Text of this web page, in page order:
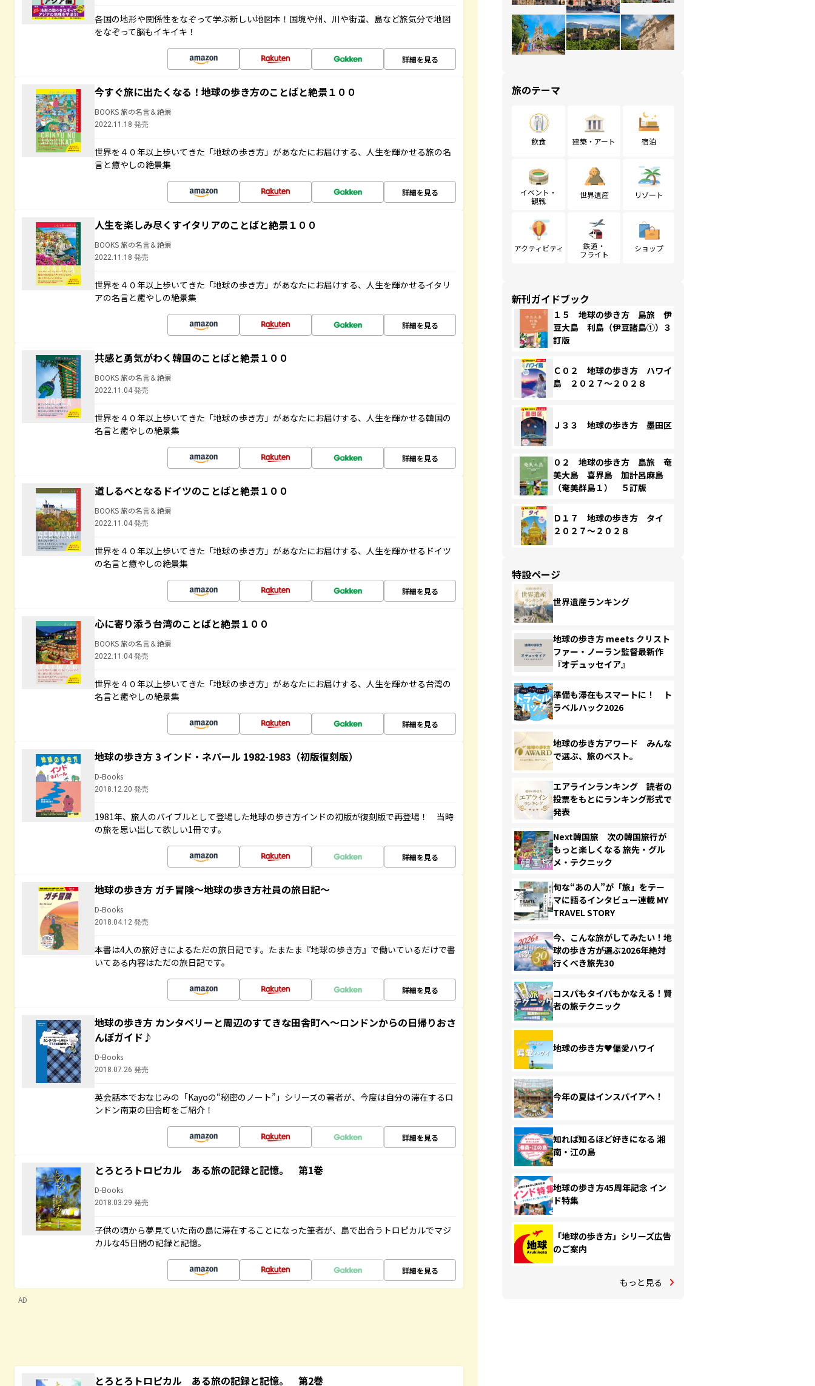
各国の地形や関係性をなぞって学ぶ新しい地図本！国境や州、川や街道、島など旅気分で地図
をなぞって脳もイキイキ！
詳細を見る
今すぐ旅に出たくなる！地球の歩き方のことばと絶景１００
BOOKS 旅の名言＆絶景
2022.11.18 発売
世界を４０年以上歩いてきた「地球の歩き方」があなたにお届けする、人生を輝かせる旅の名
言と癒やしの絶景集
詳細を見る
人生を楽しみ尽くすイタリアのことばと絶景１００
BOOKS 旅の名言＆絶景
2022.11.18 発売
世界を４０年以上歩いてきた「地球の歩き方」があなたにお届けする、人生を輝かせるイタリ
アの名言と癒やしの絶景集
詳細を見る
共感と勇気がわく韓国のことばと絶景１００
BOOKS 旅の名言＆絶景
2022.11.04 発売
世界を４０年以上歩いてきた「地球の歩き方」があなたにお届けする、人生を輝かせる韓国の
名言と癒やしの絶景集
詳細を見る
道しるべとなるドイツのことばと絶景１００
BOOKS 旅の名言＆絶景
2022.11.04 発売
世界を４０年以上歩いてきた「地球の歩き方」があなたにお届けする、人生を輝かせるドイツ
の名言と癒やしの絶景集
詳細を見る
心に寄り添う台湾のことばと絶景１００
BOOKS 旅の名言＆絶景
2022.11.04 発売
世界を４０年以上歩いてきた「地球の歩き方」があなたにお届けする、人生を輝かせる台湾の
名言と癒やしの絶景集
詳細を見る
地球の歩き方 3 インド・ネパール 1982-1983（初版復刻版）
D-Books
2018.12.20 発売
1981年、旅人のバイブルとして登場した地球の歩き方インドの初版が復刻版で再登場！ 当時
の旅を思い出して欲しい1冊です。
詳細を見る
地球の歩き方 ガチ冒険～地球の歩き方社員の旅日記～
D-Books
2018.04.12 発売
本書は4人の旅好きによるただの旅日記です。たまたま『地球の歩き方』で働いているだけで書
いてある内容はただの旅日記です。
詳細を見る
地球の歩き方 カンタベリーと周辺のすてきな田舎町へ～ロンドンからの日帰りおさ
んぽガイド♪
D-Books
2018.07.26 発売
英会話本でおなじみの「Kayoの“秘密のノート”」シリーズの著者が、今度は自分の滞在するロ
ンドン南東の田舎町をご紹介！
詳細を見る
とろとろトロピカル ある旅の記録と記憶。 第1巻
D-Books
2018.03.29 発売
子供の頃から夢見ていた南の島に滞在することになった筆者が、島で出合うトロピカルでマジ
カルな45日間の記録と記憶。
詳細を見る
AD
とろとろトロピカル ある旅の記録と記憶。 第2巻
旅のテーマ
飲食 建築・アート 宿泊
イベント・
観戦
世界遺産 リゾート
アクティビティ
鉄道・
フライト
ショップ
新刊ガイドブック
１５ 地球の歩き方 島旅 伊
豆大島 利島（伊豆諸島①）３
訂版
Ｃ０２ 地球の歩き方 ハワイ
島 ２０２７～２０２８
Ｊ３３ 地球の歩き方 墨田区
０２ 地球の歩き方 島旅 奄
美大島 喜界島 加計呂麻島
（奄美群島１） ５訂版
Ｄ１７ 地球の歩き方 タイ
２０２７～２０２８
特設ページ
世界遺産ランキング
地球の歩き方 meets クリスト
ファー・ノーラン監督最新作
『オデュッセイア』
準備も滞在もスマートに！ ト
ラベルハック2026
地球の歩き方アワード みんな
で選ぶ、旅のベスト。
エアラインランキング 読者の
投票をもとにランキング形式で
発表
Next韓国旅 次の韓国旅行が
もっと楽しくなる 旅先・グル
メ・テクニック
旬な“あの人”が「旅」をテー
マに語るインタビュー連載 MY
TRAVEL STORY
今、こんな旅がしてみたい！地
球の歩き方が選ぶ2026年絶対
行くべき旅先30
コスパもタイパもかなえる！賢
者の旅テクニック
地球の歩き方♥偏愛ハワイ
今年の夏はインスパイアへ！
知れば知るほど好きになる 湘
南・江の島
地球の歩き方45周年記念 イン
ド特集
「地球の歩き方」シリーズ広告
のご案内
もっと見る